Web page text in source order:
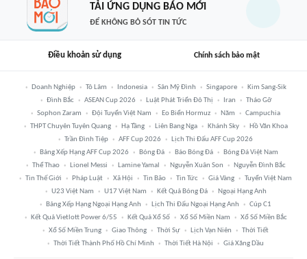
TẢI ỨNG DỤNG BÁO MỚI
ĐỂ KHÔNG BỎ SÓT TIN TỨC
Điều khoản sử dụng Chính sách bảo mật
Doanh Nghiệp Tô Lâm Indonesia Sân Mỹ Đình Singapore
Kim Sang-Sik
Đình Bắc
ASEAN Cup 2026 Luật Phát Triển Đô Thị Iran
Tháo Gỡ
Sophon Zaram
Đội Tuyển Việt Nam Eo Biển Hormuz Năm
Campuchia
THPT Chuyên Tuyên Quang
Hạ Tầng Liên Bang Nga Khánh Sky
Hồ Văn Khoa
Trần Đình Tiệp
AFF Cup 2026
Lịch Thi Đấu AFF Cup 2026
Bảng Xếp Hạng AFF Cup 2026
Bóng Đá Báo Bóng Đá
Bóng Đá Việt Nam
Thể Thao
Lionel Messi Lamine Yamal Nguyễn Xuân Son
Nguyễn Đình Bắc
Tin Thế Giới
Pháp Luật Xã Hội Tin Bão Tin Tức Giá Vàng
Tuyển Việt Nam
U23 Việt Nam
U17 Việt Nam Kết Quả Bóng Đá
Ngoại Hạng Anh
Bảng Xếp Hạng Ngoại Hạng Anh
Lịch Thi Đấu Ngoại Hạng Anh
Cúp C1
Kết Quả Vietlott Power 6/55
Kết Quả Xổ Số Xổ Số Miền Nam
Xổ Số Miền Bắc
Xổ Số Miền Trung
Giao Thông Thời Sự Lịch Vạn Niên
Thời Tiết
Thời Tiết Thành Phố Hồ Chí Minh
Thời Tiết Hà Nội Giá Xăng Dầu